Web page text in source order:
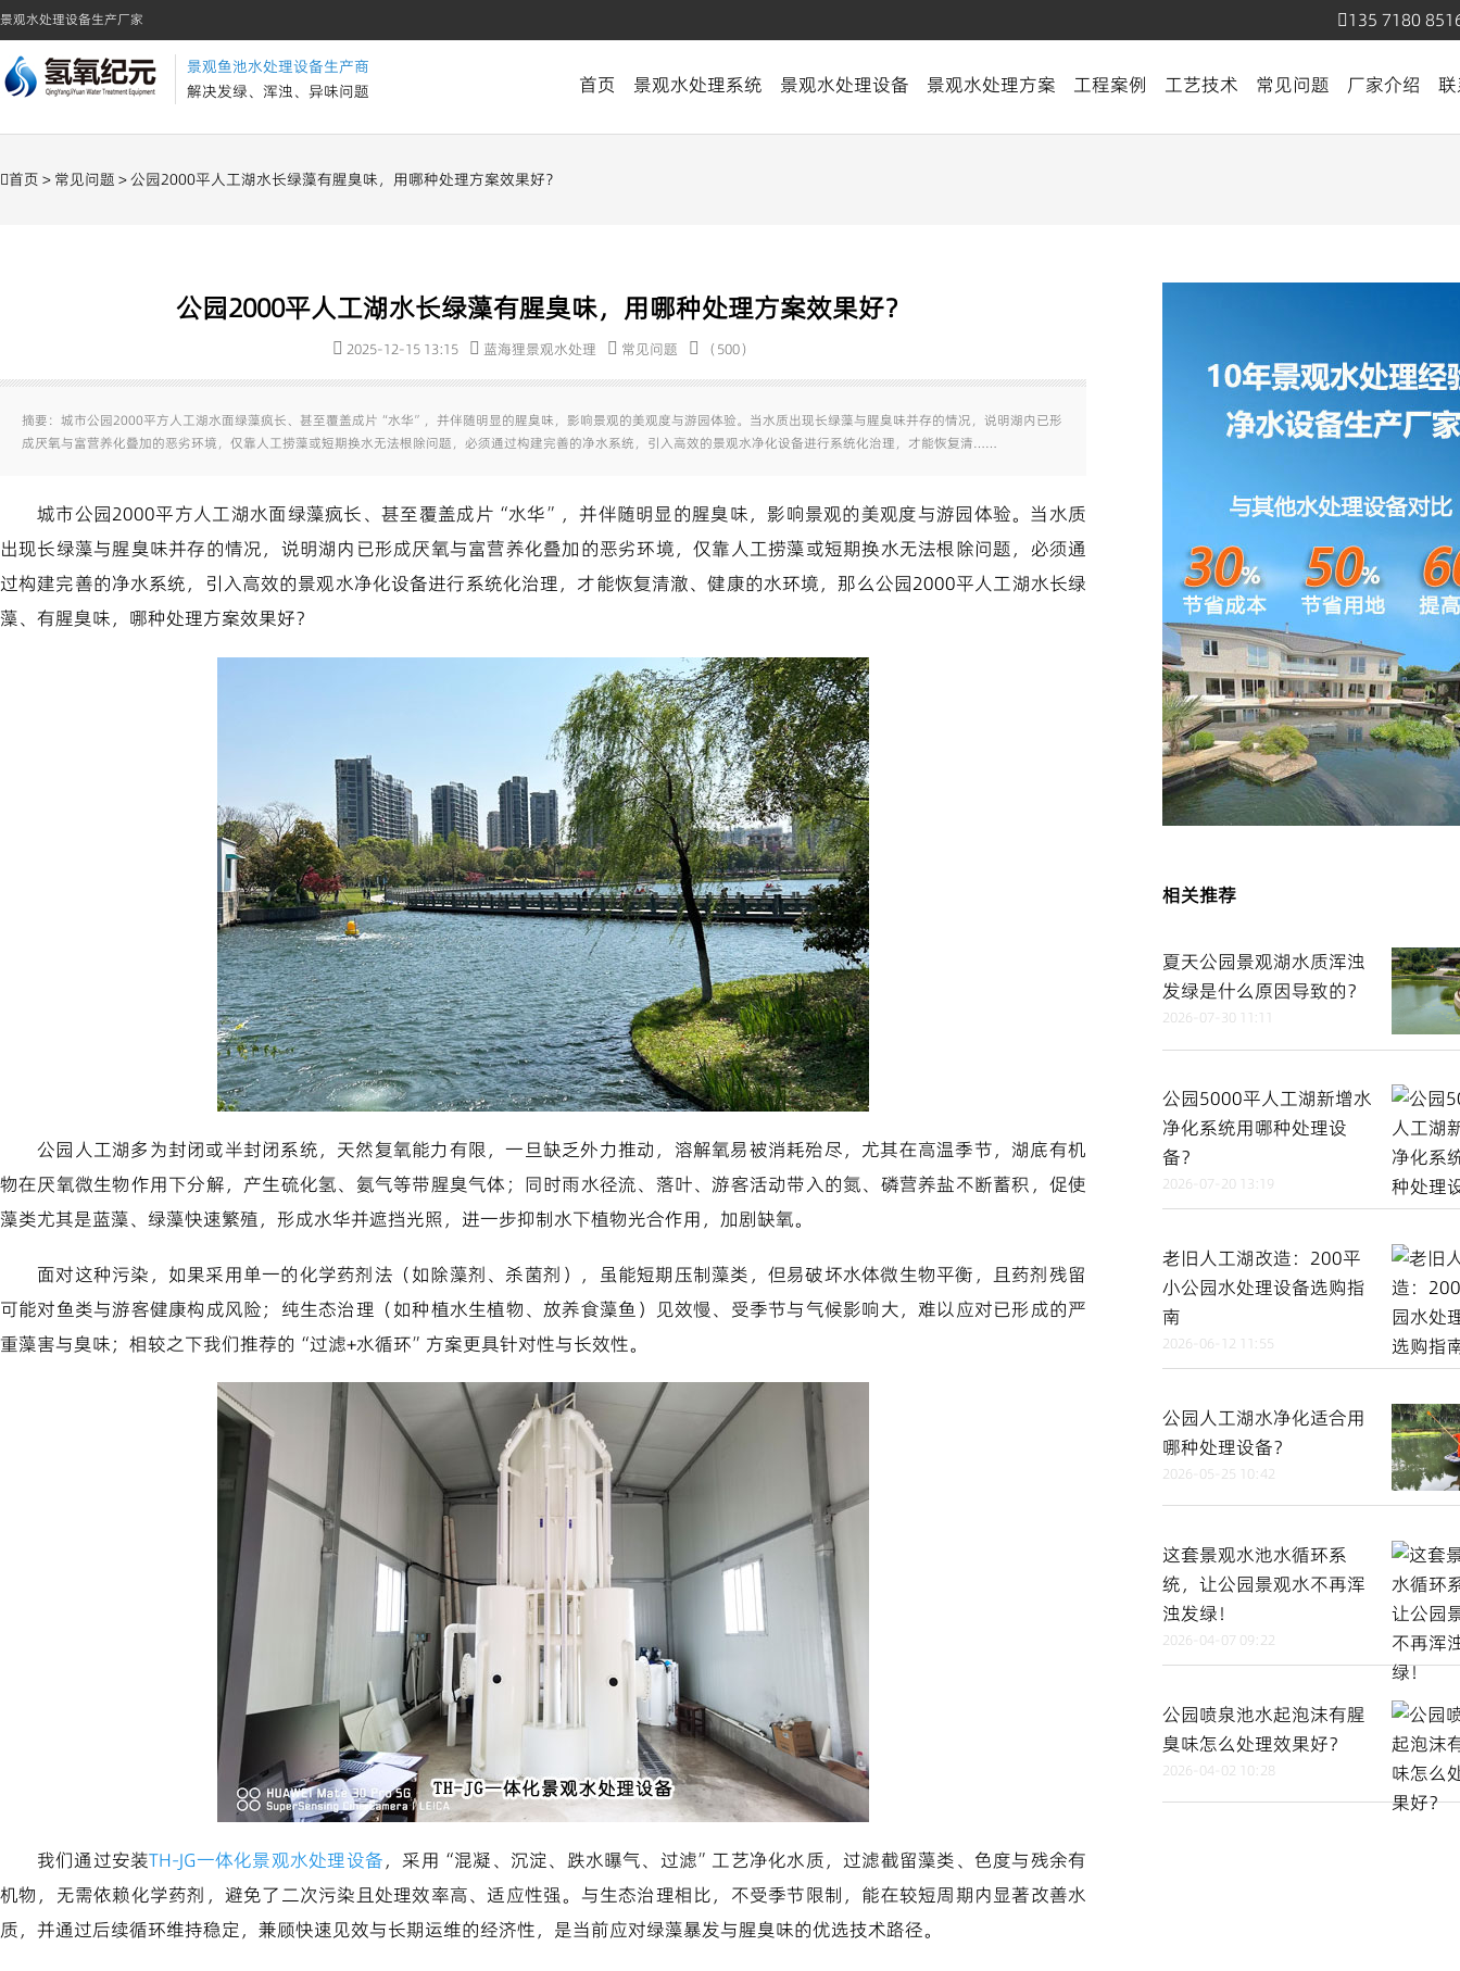
景观水处理设备生产厂家 135 7180
景观鱼池水处理设备生产商
解决发绿、浑浊、异味问题
首页 景观水处理系统 景观水处理设备 景观水处理方案 工程案例 工艺技术 常见问题 厂家介绍
首页 > 常见问题 > 公园2000平人工湖水长绿藻有腥臭味，用哪种处理方案效果好？
公园2000平人工湖水长绿藻有腥臭味，用哪种处理方案效果好？
2025-12-15 13:15 蓝海狸景观水处理 常见问题 （500）
摘要：城市公园2000平方人工湖水面绿藻疯长、甚至覆盖成片“水华”，并伴随明显的腥臭味，影响景观的美观度与游园体验。当水质出现长绿藻与腥臭味并存的情况，说明湖内已形
成厌氧与富营养化叠加的恶劣环境，仅靠人工捞藻或短期换水无法根除问题，必须通过构建完善的净水系统，引入高效的景观水净化设备进行系统化治理，才能恢复清……
城市公园2000平方人工湖水面绿藻疯长、甚至覆盖成片“水华”，并伴随明显的腥臭味，影响景观的美观度与游园体验。当水质
出现长绿藻与腥臭味并存的情况，说明湖内已形成厌氧与富营养化叠加的恶劣环境，仅靠人工捞藻或短期换水无法根除问题，必须通
过构建完善的净水系统，引入高效的景观水净化设备进行系统化治理，才能恢复清澈、健康的水环境，那么公园2000平人工湖水长绿
藻、有腥臭味，哪种处理方案效果好？
公园人工湖多为封闭或半封闭系统，天然复氧能力有限，一旦缺乏外力推动，溶解氧易被消耗殆尽，尤其在高温季节，湖底有机
物在厌氧微生物作用下分解，产生硫化氢、氨气等带腥臭气体；同时雨水径流、落叶、游客活动带入的氮、磷营养盐不断蓄积，促使
藻类尤其是蓝藻、绿藻快速繁殖，形成水华并遮挡光照，进一步抑制水下植物光合作用，加剧缺氧。
面对这种污染，如果采用单一的化学药剂法（如除藻剂、杀菌剂），虽能短期压制藻类，但易破坏水体微生物平衡，且药剂残留
可能对鱼类与游客健康构成风险；纯生态治理（如种植水生植物、放养食藻鱼）见效慢、受季节与气候影响大，难以应对已形成的严
重藻害与臭味；相较之下我们推荐的“过滤+水循环”方案更具针对性与长效性。
我们通过安装TH-JG一体化景观水处理设备，采用“混凝、沉淀、跌水曝气、过滤”工艺净化水质，过滤截留藻类、色度与残余有
机物，无需依赖化学药剂，避免了二次污染且处理效率高、适应性强。与生态治理相比，不受季节限制，能在较短周期内显著改善水
质，并通过后续循环维持稳定，兼顾快速见效与长期运维的经济性，是当前应对绿藻暴发与腥臭味的优选技术路径。
相关推荐
夏天公园景观湖水质浑浊
发绿是什么原因导致的？
2026-07-30 11:11
公园5000平人工湖新增水
净化系统用哪种处理设
备？
2026-07-20 13:19
老旧人工湖改造：200平
小公园水处理设备选购指
南
2026-06-12 11:55
公园人工湖水净化适合用
哪种处理设备？
2026-05-25 10:42
这套景观水池水循环系
统，让公园景观水不再浑
浊发绿！
2026-04-07 09:22
公园喷泉池水起泡沫有腥
臭味怎么处理效果好？
2026-04-02 10:28